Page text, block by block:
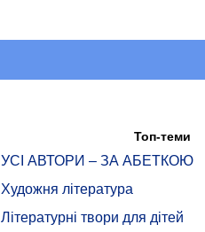
Топ-теми
УСІ АВТОРИ – ЗА АБЕТКОЮ
Художня література
Літературні твори для дітей